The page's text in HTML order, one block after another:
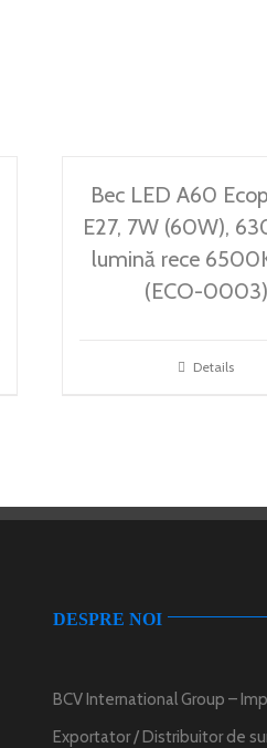
Bec LED A60
E27, 7W (60W),
lumină rece
(ECO-0003)
Details
DESPRE NOI
BCV International Group –
Exportator / Distribuitor de